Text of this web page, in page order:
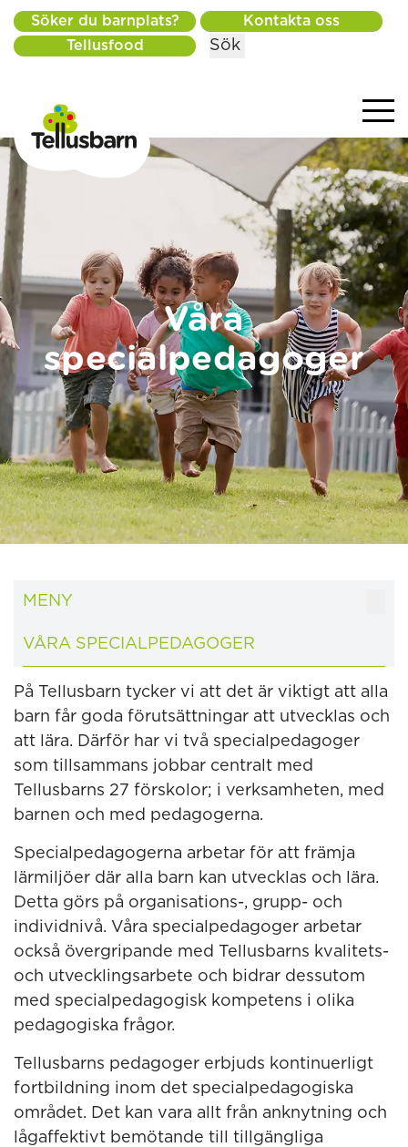
Söker du barnplats?
Kontakta oss
Tellusfood
Sök
Våra
specialpedagoger
På Tellusbarn tycker vi att det är viktigt att alla
barn får goda förutsättningar att utvecklas och
att lära. Därför har vi två specialpedagoger
som tillsammans jobbar centralt med
Tellusbarns 27 förskolor; i verksamheten, med
barnen och med pedagogerna.
Specialpedagogerna arbetar för att främja
lärmiljöer där alla barn kan utvecklas och lära.
Detta görs på organisations-, grupp- och
individnivå. Våra specialpedagoger arbetar
också övergripande med Tellusbarns kvalitets-
och utvecklingsarbete och bidrar dessutom
med specialpedagogisk kompetens i olika
pedagogiska frågor.
Tellusbarns pedagoger erbjuds kontinuerligt
fortbildning inom det specialpedagogiska
området. Det kan vara allt från anknytning och
lågaffektivt bemötande till tillgängliga
MENY
VÅRA SPECIALPEDAGOGER